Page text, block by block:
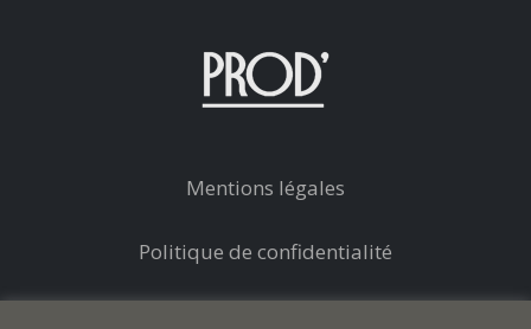
Mentions légales
Politique de confidentialité